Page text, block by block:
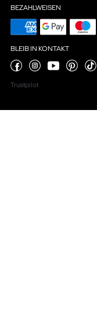
BEZAHLWEISEN
BLEIB IN KONTAKT
Trustpilot